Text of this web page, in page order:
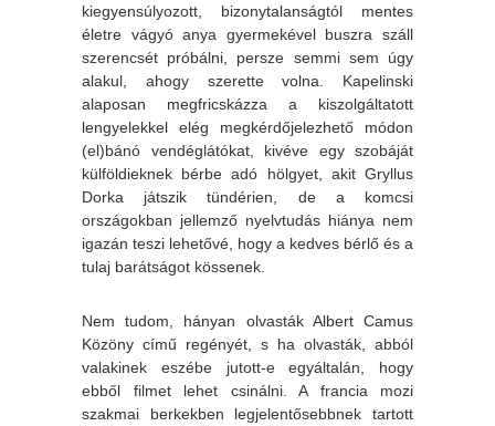
kiegyensúlyozott, bizonytalanságtól mentes
életre vágyó anya gyermekével buszra száll
szerencsét próbálni, persze semmi sem úgy
alakul, ahogy szerette volna. Kapelinski
alaposan megfricskázza a kiszolgáltatott
lengyelekkel elég megkérdőjelezhető módon
(el)bánó vendéglátókat, kivéve egy szobáját
külföldieknek bérbe adó hölgyet, akit Gryllus
Dorka játszik tündérien, de a komcsi
országokban jellemző nyelvtudás hiánya nem
igazán teszi lehetővé, hogy a kedves bérlő és a
tulaj barátságot kössenek.
Nem tudom, hányan olvasták Albert Camus
Közöny című regényét, s ha olvasták, abból
valakinek eszébe jutott-e egyáltalán, hogy
ebből filmet lehet csinálni. A francia mozi
szakmai berkekben legjelentősebbnek tartott